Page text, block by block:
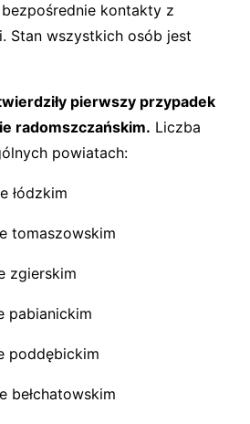
kontakty z
Stan wszystkich osób jest
pierwszy przypadek
radomszczańskim. Liczba
powiatach:
łódzkim
tomaszowskim
zgierskim
pabianickim
poddębickim
bełchatowskim